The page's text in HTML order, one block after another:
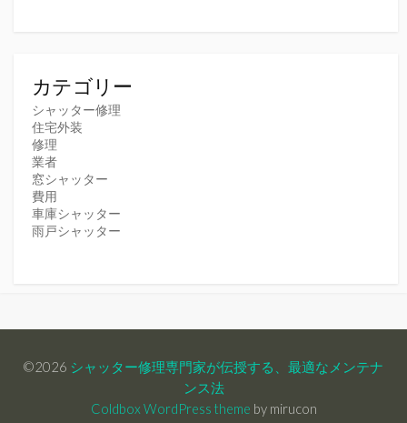
カテゴリー
シャッター修理
住宅外装
修理
業者
窓シャッター
費用
車庫シャッター
雨戸シャッター
©2026 シャッター修理専門家が伝授する、最適なメンテナ
ンス法
Coldbox WordPress theme by mirucon